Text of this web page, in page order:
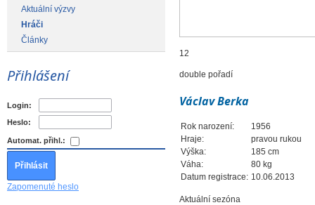
Aktuální výzvy
Hráči
Články
Přihlášení
Login:
Heslo:
Automat. přihl.:
Zapomenuté heslo
12
double pořadí
Václav Berka
Rok narození:
1956
Hraje:
pravou rukou
Výška:
185 cm
Váha:
80 kg
Datum registrace: 10.06.2013
Aktuální sezóna